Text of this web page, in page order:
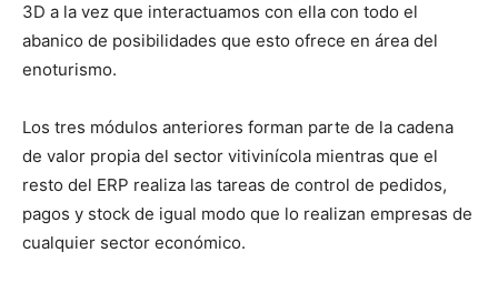
3D a la vez que interactuamos con ella con todo el
abanico de posibilidades que esto ofrece en área del
enoturismo.
Los tres módulos anteriores forman parte de la cadena
de valor propia del sector vitivinícola mientras que el
resto del ERP realiza las tareas de control de pedidos,
pagos y stock de igual modo que lo realizan empresas de
cualquier sector económico.